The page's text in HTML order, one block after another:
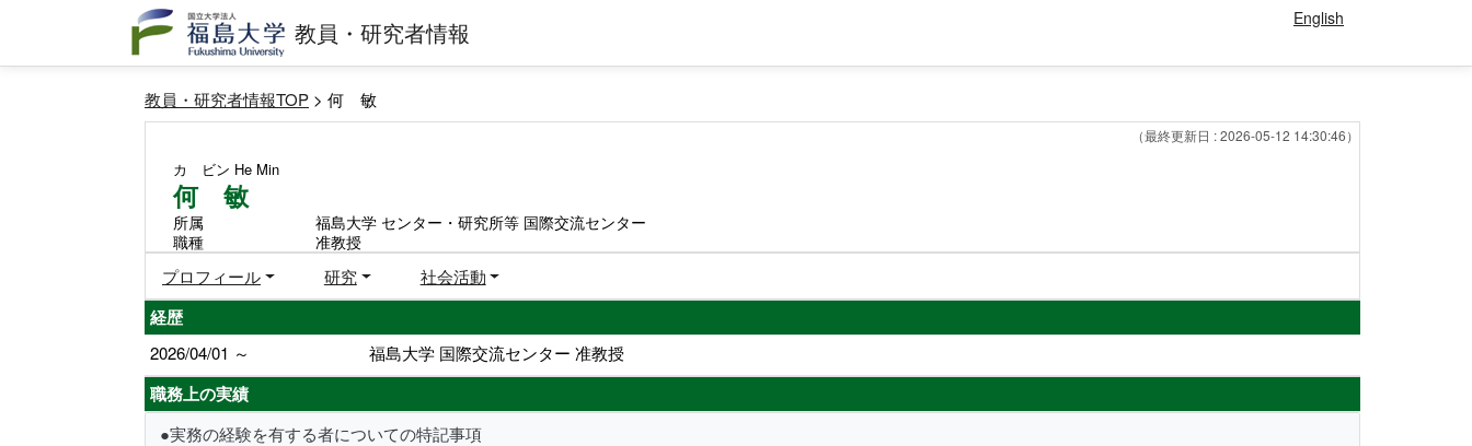
教員・研究者情報 English
教員・研究者情報TOP > 何 敏
（最終更新日 : 2026-05-12 14:30:46）
カ ビン He Min
何 敏
所属
福島大学 センター・研究所等 国際交流センター
職種
准教授
プロフィール 研究 社会活動
経歴
2026/04/01 ～ 福島大学 国際交流センター 准教授
職務上の実績
●実務の経験を有する者についての特記事項